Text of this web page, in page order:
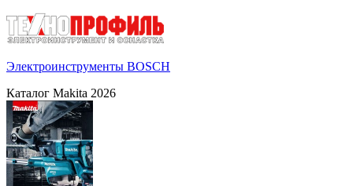
Электроинструменты BOSCH
Каталог Makita 2026